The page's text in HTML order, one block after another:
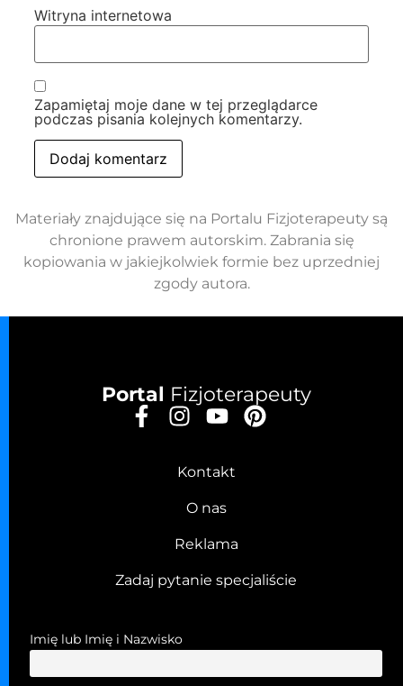
Witryna internetowa
Zapamiętaj moje dane w tej przeglądarce
podczas pisania kolejnych komentarzy.
Materiały znajdujące się na Portalu Fizjoterapeuty są
chronione prawem autorskim. Zabrania się
kopiowania w jakiejkolwiek formie bez uprzedniej
zgody autora.
Portal Fizjoterapeuty
Kontakt
O nas
Reklama
Zadaj pytanie specjaliście
Imię lub Imię i Nazwisko